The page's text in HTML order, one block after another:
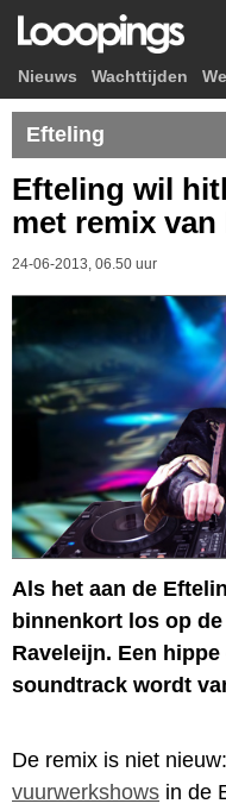
Nieuws Wachttijden
Efteling
Efteling wil
met remix van
24-06-2013, 06.50 uur
Als het aan de
binnenkort los op
Raveleijn. Een
soundtrack wordt
De remix is niet
vuurwerkshows in de